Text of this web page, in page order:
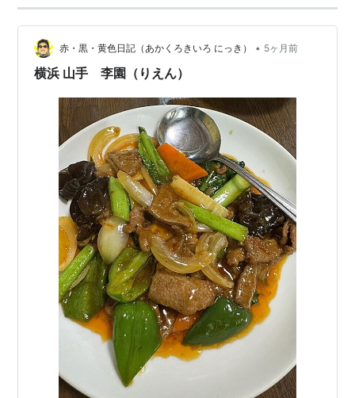
赤・黒・黄色日記（あかくろきいろ にっき） • 5ヶ月前
横浜 山手 李園（りえん）